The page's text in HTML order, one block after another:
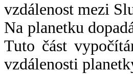
vzdálenost mezi
Na planetku
Tuto část
vzdálenosti